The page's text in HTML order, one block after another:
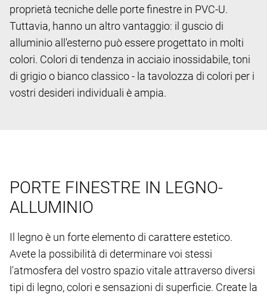
proprietà tecniche delle porte finestre in PVC-U.
Tuttavia, hanno un altro vantaggio: il guscio di
alluminio all'esterno può essere progettato in molti
colori. Colori di tendenza in acciaio inossidabile, toni
di grigio o bianco classico - la tavolozza di colori per i
vostri desideri individuali è ampia.
PORTE FINESTRE IN LEGNO-
ALLUMINIO
Il legno è un forte elemento di carattere estetico.
Avete la possibilità di determinare voi stessi
l'atmosfera del vostro spazio vitale attraverso diversi
tipi di legno, colori e sensazioni di superficie. Create la